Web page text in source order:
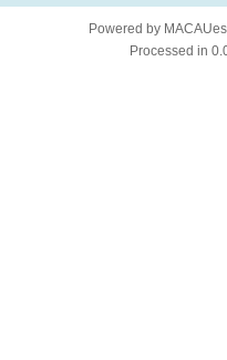
Powered by
Processed in